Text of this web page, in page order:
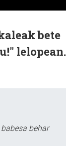
bete
lelopean.
behar